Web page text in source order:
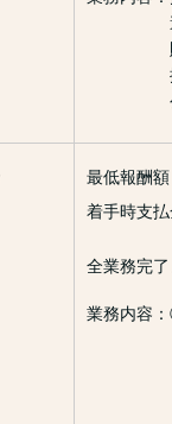
遺言書
財産確
推定
公正証
最低報酬額
着手時支払
全業務完
業務内容
被相続
相続財
相続人